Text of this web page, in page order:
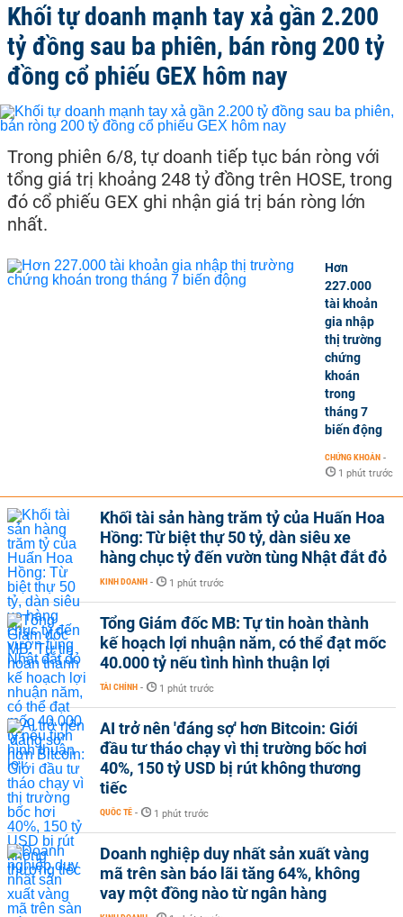
Khối tự doanh mạnh tay xả gần 2.200
tỷ đồng sau ba phiên, bán ròng 200 tỷ
đồng cổ phiếu GEX hôm nay
Trong phiên 6/8, tự doanh tiếp tục bán ròng với
tổng giá trị khoảng 248 tỷ đồng trên HOSE, trong
đó cổ phiếu GEX ghi nhận giá trị bán ròng lớn
nhất.
Hơn
227.000
tài khoản
gia nhập
thị trường
chứng
khoán
trong
tháng 7
biến động
CHỨNG KHOÁN -
1 phút trước
Khối tài sản hàng trăm tỷ của Huấn Hoa
Hồng: Từ biệt thự 50 tỷ, dàn siêu xe
hàng chục tỷ đến vườn tùng Nhật đắt đỏ
KINH DOANH - 1 phút trước
Tổng Giám đốc MB: Tự tin hoàn thành
kế hoạch lợi nhuận năm, có thể đạt mốc
40.000 tỷ nếu tình hình thuận lợi
TÀI CHÍNH - 1 phút trước
AI trở nên 'đáng sợ' hơn Bitcoin: Giới
đầu tư tháo chạy vì thị trường bốc hơi
40%, 150 tỷ USD bị rút không thương
tiếc
QUỐC TẾ - 1 phút trước
Doanh nghiệp duy nhất sản xuất vàng
mã trên sàn báo lãi tăng 64%, không
vay một đồng nào từ ngân hàng